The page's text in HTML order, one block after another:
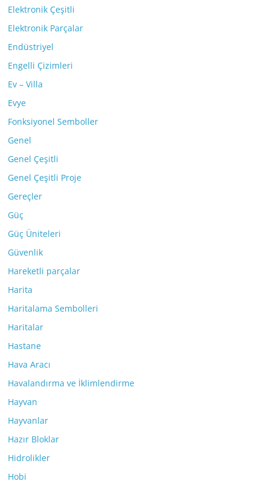
Elektronik Çeşitli
Elektronik Parçalar
Endüstriyel
Engelli Çizimleri
Ev – Villa
Evye
Fonksiyonel Semboller
Genel
Genel Çeşitli
Genel Çeşitli Proje
Gereçler
Güç
Güç Üniteleri
Güvenlik
Hareketli parçalar
Harita
Haritalama Sembolleri
Haritalar
Hastane
Hava Aracı
Havalandırma ve İklimlendirme
Hayvan
Hayvanlar
Hazır Bloklar
Hidrolikler
Hobi